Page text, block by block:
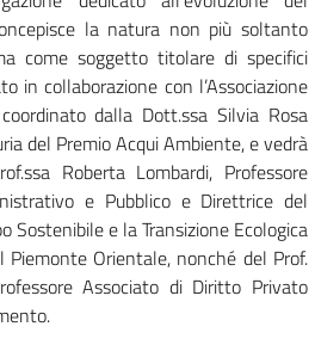
la natura non più soltanto
come soggetto titolare di specifici
in collaborazione con l’Associazione
dalla Dott.ssa Silvia Rosa
del Premio Acqui Ambiente, e vedrà
Roberta Lombardi, Professore
e Pubblico e Direttrice del
Sostenibile e la Transizione Ecologica
Piemonte Orientale, nonché del Prof.
Associato di Diritto Privato